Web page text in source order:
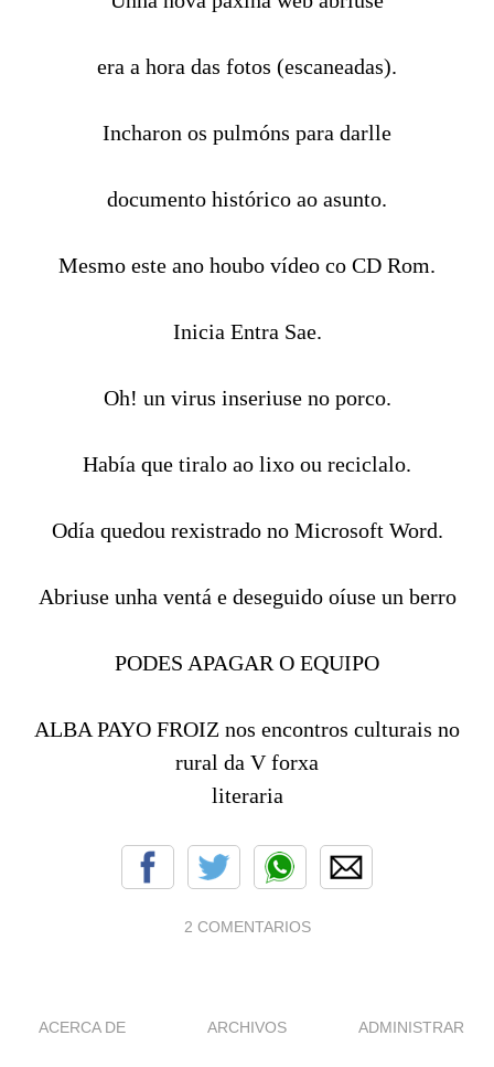
era a hora das fotos (escaneadas).
Incharon os pulmóns para darlle
documento histórico ao asunto.
Mesmo este ano houbo vídeo co CD Rom.
Inicia Entra Sae.
Oh! un virus inseriuse no porco.
Había que tiralo ao lixo ou reciclalo.
Odía quedou rexistrado no Microsoft Word.
Abriuse unha ventá e deseguido oíuse un berro
PODES APAGAR O EQUIPO
ALBA PAYO FROIZ nos encontros culturais no
rural da V forxa
literaria
2 COMENTARIOS
ACERCA DE ARCHIVOS ADMINISTRAR